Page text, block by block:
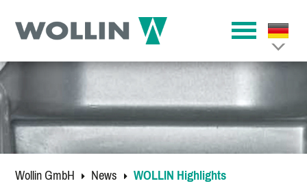
Wollin GmbH News WOLLIN Highlights